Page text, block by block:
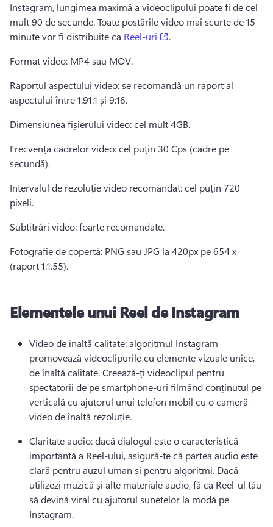
Instagram, lungimea maximă a videoclipului poate fi de cel
mult 90 de secunde. Toate postările video mai scurte de 15
minute vor fi distribuite ca Reel-uri
.
Format video: MP4 sau MOV.
Raportul aspectului video: se recomandă un raport al
aspectului între 1.91:1 și 9:16.
Dimensiunea fișierului video: cel mult 4GB.
Frecvența cadrelor video: cel puțin 30 Cps (cadre pe
secundă).
Intervalul de rezoluție video recomandat: cel puțin 720
pixeli.
Subtitrări video: foarte recomandate.
Fotografie de copertă: PNG sau JPG la 420px pe 654 x
(raport 1:1.55).
Elementele unui Reel de Instagram
Video de înaltă calitate: algoritmul Instagram
promovează videoclipurile cu elemente vizuale unice,
de înaltă calitate. Creează-ți videoclipul pentru
spectatorii de pe smartphone-uri filmând conținutul pe
verticală cu ajutorul unui telefon mobil cu o cameră
video de înaltă rezoluție.
Claritate audio: dacă dialogul este o caracteristică
importantă a Reel-ului, asigură-te că partea audio este
clară pentru auzul uman și pentru algoritmi. Dacă
utilizezi muzică și alte materiale audio, fă ca Reel-ul tău
să devină viral cu ajutorul sunetelor la modă pe
Instagram.